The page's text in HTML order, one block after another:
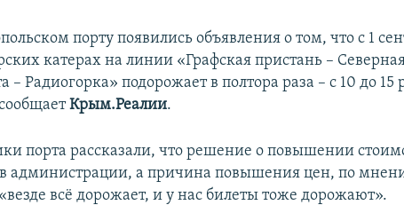
порту появились объявления о том, что с 1
катерах на линии «Графская пристань –
– Радиогорка» подорожает в полтора раза – с 10 до 15
Крым.Реалии.
порта рассказали, что решение о повышении
администрации, а причина повышения цен, по
всё дорожает, и у нас билеты тоже дорожают».